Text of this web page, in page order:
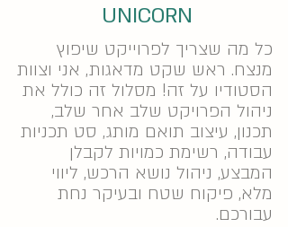
UNICORN
כל מה שצריך לפרוייקט שיפוץ
מנצח. ראש שקט מדאגות, אני וצוות
הסטודיו על זה! מסלול זה כולל את
ניהול הפרויקט שלב אחר שלב,
תכנון, עיצוב תואם מותג, סט תכניות
עבודה, רשימת כמויות לקבלן
המבצע, ניהול נושא הרכש, ליווי
מלא, פיקוח שטח ובעיקר נחת
עבורכם.